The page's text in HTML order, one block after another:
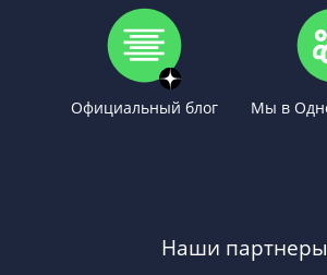
Официальный блог Мы в
Наши партнеры